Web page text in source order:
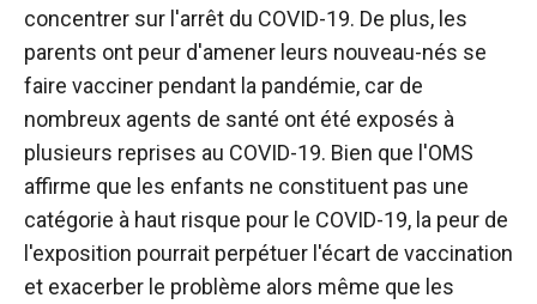
concentrer sur l'arrêt du COVID-19. De plus, les
parents ont peur d'amener leurs nouveau-nés se
faire vacciner pendant la pandémie, car de
nombreux agents de santé ont été exposés à
plusieurs reprises au COVID-19. Bien que l'OMS
affirme que les enfants ne constituent pas une
catégorie à haut risque pour le COVID-19, la peur de
l'exposition pourrait perpétuer l'écart de vaccination
et exacerber le problème alors même que les